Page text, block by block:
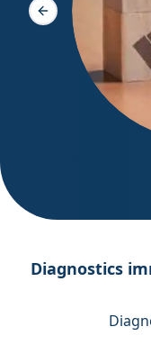
Slide précédente
Diagnostics